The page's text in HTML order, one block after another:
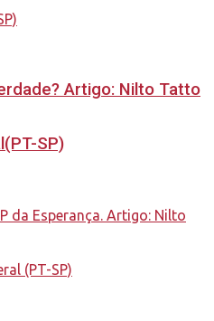
Artigo: Nilto Tatto
SP)